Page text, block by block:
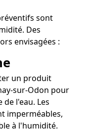
sont
Des
envisagées :
un produit
sur-Odon pour
l'eau. Les
imperméables,
à l'humidité.